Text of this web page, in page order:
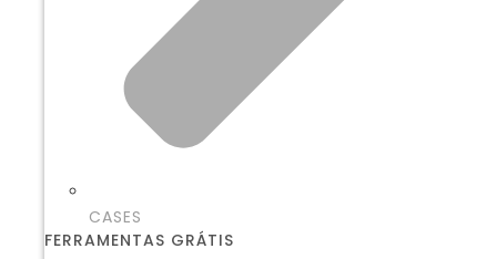
CASES
FERRAMENTAS GRÁTIS